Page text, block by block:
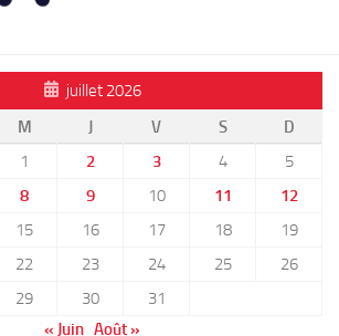
juillet 2026
M J V S
D
1
2 3 4
5
8 9 10 11
12
15 16 17 18
19
22 23 24 25
26
29 30
31
« Juin Août »